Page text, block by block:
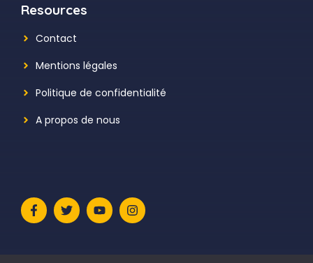
Resources
Contact
Mentions légales
Politique de confidentialité
A propos de nous